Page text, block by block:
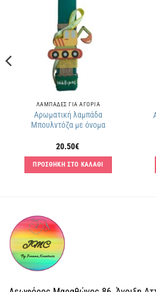
επιθυμιών
ΛΑΜΠΑΔΕΣ ΓΙΑ ΑΓΟΡΙΑ
Αρωματική λαμπάδα
Μπουλντόζα με όνομα
20.50€
ΠΡΟΣΘΗΚΗ ΣΤΟ ΚΑΛΑΘΙ